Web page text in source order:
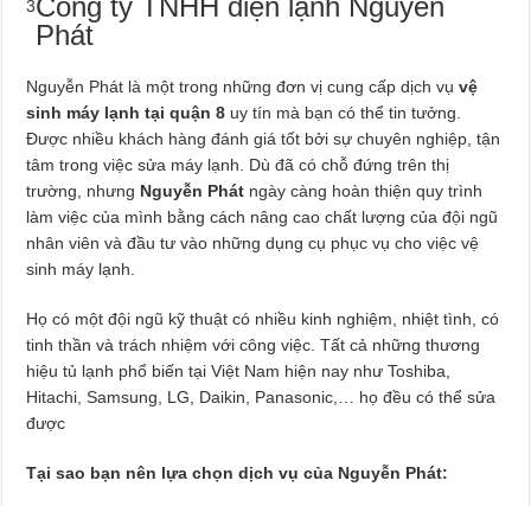
3Công ty TNHH điện lạnh Nguyễn
Phát
Nguyễn Phát là một trong những đơn vị cung cấp dịch vụvệ
sinh máy lạnh tại quận 8 uy tín mà bạn có thể tin tưởng.
Được nhiều khách hàng đánh giá tốt bởi sự chuyên nghiệp, tận
tâm trong việc sửa máy lạnh. Dù đã có chỗ đứng trên thị
trường, nhưng Nguyễn Phát ngày càng hoàn thiện quy trình
làm việc của mình bằng cách nâng cao chất lượng của đội ngũ
nhân viên và đầu tư vào những dụng cụ phục vụ cho việc vệ
sinh máy lạnh.
Họ có một đội ngũ kỹ thuật có nhiều kinh nghiệm, nhiệt tình, có
tinh thần và trách nhiệm với công việc. Tất cả những thương
hiệu tủ lạnh phổ biến tại Việt Nam hiện nay như Toshiba,
Hitachi, Samsung, LG, Daikin, Panasonic,… họ đều có thể sửa
được
Tại sao bạn nên lựa chọn dịch vụ của Nguyễn Phát: